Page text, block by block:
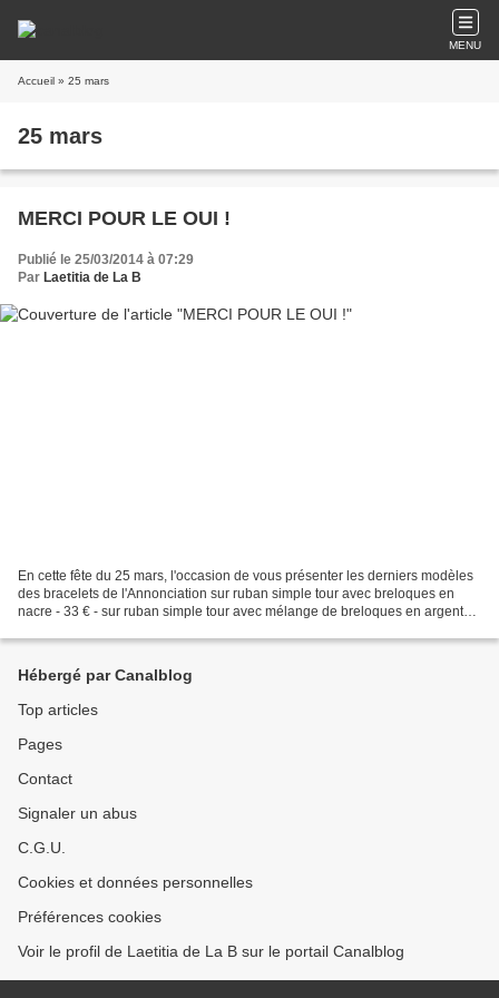
MENU
Accueil » 25 mars
25 mars
MERCI POUR LE OUI !
Publié le 25/03/2014 à 07:29
Par Laetitia de La B
En cette fête du 25 mars, l'occasion de vous présenter les derniers modèles
des bracelets de l'Annonciation sur ruban simple tour avec breloques en
nacre - 33 € - sur ruban simple tour avec mélange de breloques en argent
Hébergé par Canalblog
Top articles
Pages
Contact
Signaler un abus
C.G.U.
Cookies et données personnelles
Préférences cookies
Voir le profil de Laetitia de La B sur le portail Canalblog